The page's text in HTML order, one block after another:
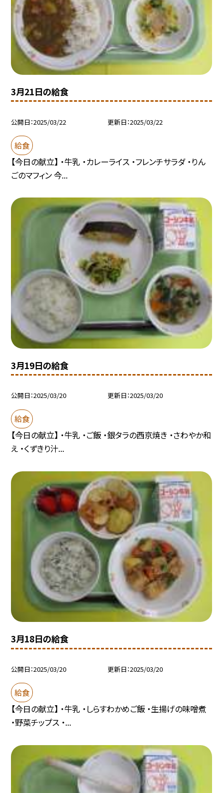
3月21日の給食
公開日 2025/03/22 更新日 2025/03/22
給食
【今日の献立】 ・牛乳 ・カレーライス ・フレンチサラダ ・りん
ごのマフィン 今...
3月19日の給食
公開日 2025/03/20 更新日 2025/03/20
給食
【今日の献立】 ・牛乳 ・ご飯 ・銀タラの西京焼き ・さわやか和
え ・くずきり汁...
3月18日の給食
公開日 2025/03/20 更新日 2025/03/20
給食
【今日の献立】 ・牛乳 ・しらすわかめご飯 ・生揚げの味噌煮
・野菜チップス ・...